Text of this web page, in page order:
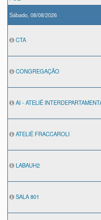
Sábado, 08/08/2026
CTA
CONGREGAÇÃO
AI - ATELIÊ
ATELIÊ FRACCAROLI
LABAUH2
SALA 801